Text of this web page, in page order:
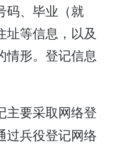
码、毕业（就
址等信息，以及
情形。登记信息
主要采取网络登
过兵役登记网络